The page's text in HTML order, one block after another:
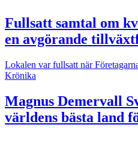
Fullsatt samtal om
en avgörande
Lokalen var fullsatt när
Krönika
Magnus Demervall
världens bästa land